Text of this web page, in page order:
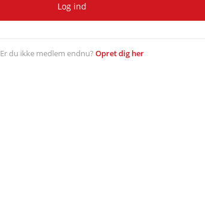
Log ind
Er du ikke medlem endnu?Opret dig her